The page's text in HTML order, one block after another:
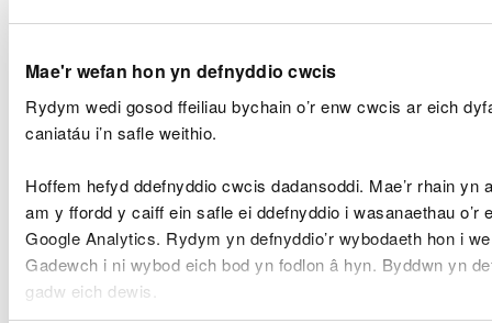
Mae'r wefan hon yn defnyddio cwcis
Rydym wedi gosod ffeiliau bychain o’r enw cwcis ar eich
caniatáu i’n safle weithio.
Hoffem hefyd ddefnyddio cwcis dadansoddi. Mae’r rhain yn
am y ffordd y caiff ein safle ei ddefnyddio i wasanaethau o’r
Google Analytics. Rydym yn defnyddio’r wybodaeth hon i
Gadewch i ni wybod eich bod yn fodlon â hyn. Byddwn yn
gadw eich dewis.
RML2204
University/Welsh
Government
Welsh
Resource
Area Survey
2022